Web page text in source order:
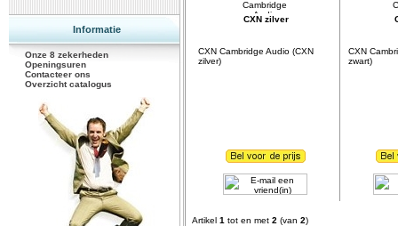
Informatie
Onze 8 zekerheden
Openingsuren
Contacteer ons
Overzicht catalogus
CXN zilver
CXN Cambridge Audio (CXN
zilver)
CXN
zwart)
Artikel 1 tot en met 2 (van 2)